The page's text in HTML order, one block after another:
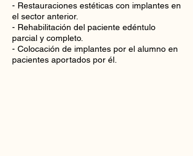
- Restauraciones estéticas con implantes en
el sector anterior.
- Rehabilitación del paciente edéntulo
parcial y completo.
- Colocación de implantes por el alumno en
pacientes aportados por él.